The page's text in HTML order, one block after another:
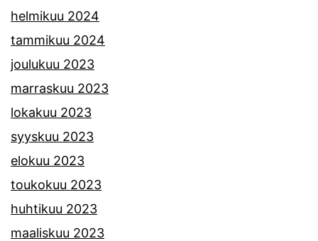
helmikuu 2024
tammikuu 2024
joulukuu 2023
marraskuu 2023
lokakuu 2023
syyskuu 2023
elokuu 2023
toukokuu 2023
huhtikuu 2023
maaliskuu 2023